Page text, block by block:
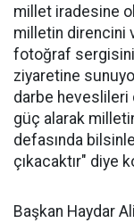
millet iradesine
milletin direncini
fotoğraf
ziyaretine
darbe heveslileri
güç alarak
defasında
çıkacaktır" diye
Başkan Haydar